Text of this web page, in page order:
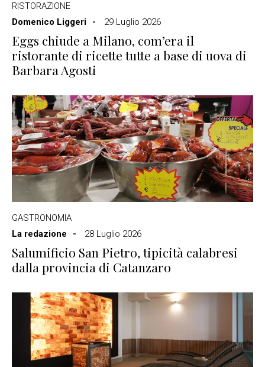
RISTORAZIONE
Domenico Liggeri
29 Luglio 2026
Eggs chiude a Milano, com’era il
ristorante di ricette tutte a base di uova di
Barbara Agosti
GASTRONOMIA
La redazione
28 Luglio 2026
Salumificio San Pietro, tipicità calabresi
dalla provincia di Catanzaro